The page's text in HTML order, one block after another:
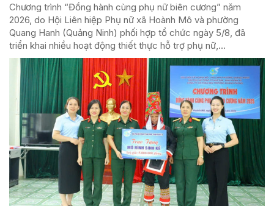
Chương trình “Đồng hành cùng phụ nữ biên cương” năm
2026, do Hội Liên hiệp Phụ nữ xã Hoành Mô và phường
Quang Hanh (Quảng Ninh) phối hợp tổ chức ngày 5/8, đã
triển khai nhiều hoạt động thiết thực hỗ trợ phụ nữ,...